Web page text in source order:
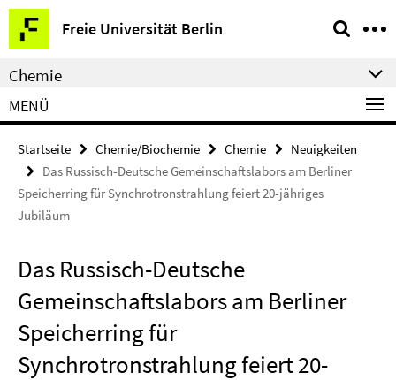
Springe
direkt
zu
Inhalt
Freie Universität Berlin
Service-
Navigation
Chemie
MENÜ
Startseite Chemie/Biochemie Chemie
Neuigkeiten
Das Russisch-Deutsche Gemeinschaftslabors am Berliner
Speicherring für Synchrotronstrahlung feiert 20-jähriges
Jubiläum
Das Russisch-Deutsche
Gemeinschaftslabors am Berliner
Speicherring für
Synchrotronstrahlung feiert 20-